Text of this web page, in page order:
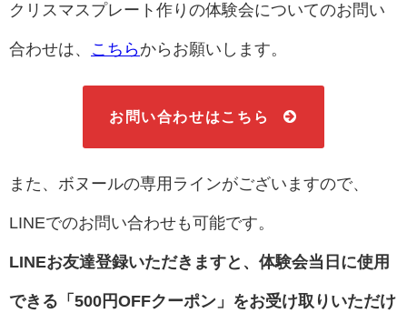
クリスマスプレート作りの体験会についてのお問い
合わせは、 こちらからお願いします。
お問い合わせはこちら
また、ボヌールの専用ラインがございますので、
LINEでのお問い合わせも可能です。
LINEお友達登録いただきますと、体験会当日に使用
できる「500円OFFクーポン」をお受け取りいただけ